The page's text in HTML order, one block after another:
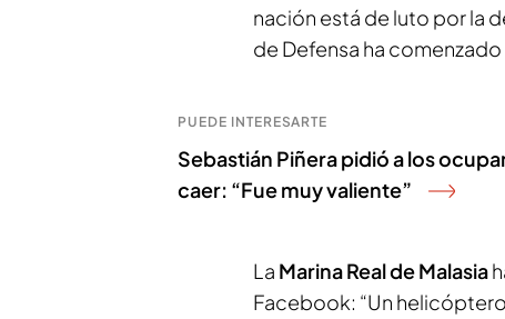
nación está de luto por la
de Defensa ha
PUEDE INTERESARTE
Sebastián Piñera pidió a los
caer: “Fue muy valiente”
La Marina Real de Malasia
Facebook: “Un